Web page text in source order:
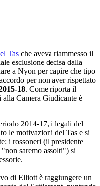
Tas che aveva riammesso il
esclusione decisa dalla
a Nyon per capire che tipo
per non aver rispettato
18. Come riporta il
alla Camera Giudicante è
2014-17, i legali del
le motivazioni del Tas e si
i rossoneri (il presidente
saremo assolti") si
di Elliott è raggiungere un